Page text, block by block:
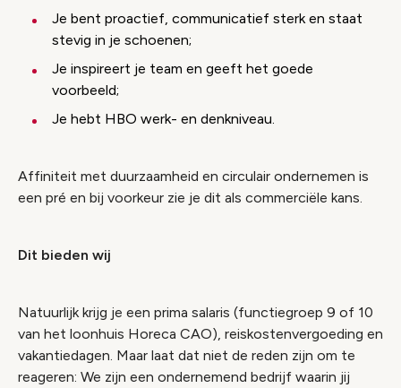
Je bent proactief, communicatief sterk en staat
stevig in je schoenen;
Je inspireert je team en geeft het goede
voorbeeld;
Je hebt HBO werk- en denkniveau.
Affiniteit met duurzaamheid en circulair ondernemen is
een pré en bij voorkeur zie je dit als commerciële kans.
Dit bieden wij
Natuurlijk krijg je een prima salaris (functiegroep 9 of 10
van het loonhuis Horeca CAO), reiskostenvergoeding en
vakantiedagen. Maar laat dat niet de reden zijn om te
reageren: We zijn een ondernemend bedrijf waarin jij